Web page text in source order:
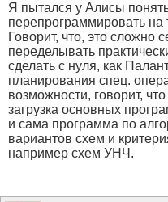
Я пытался у Алисы
перепрограммировать на
Говорит, что, это сложно
переделывать
сделать с нуля, как
планирования спец.
возможности, говорит,
загрузка основных
и сама программа по
вариантов схем и
например схем УНЧ.